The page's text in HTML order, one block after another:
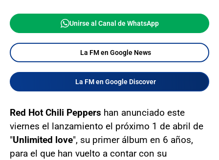
Unirse al Canal de WhatsApp
La FM en Google News
La FM en Google Discover
Red Hot Chili Peppers han anunciado este
viernes el lanzamiento el próximo 1 de abril de
"Unlimited love", su primer álbum en 6 años,
para el que han vuelto a contar con su